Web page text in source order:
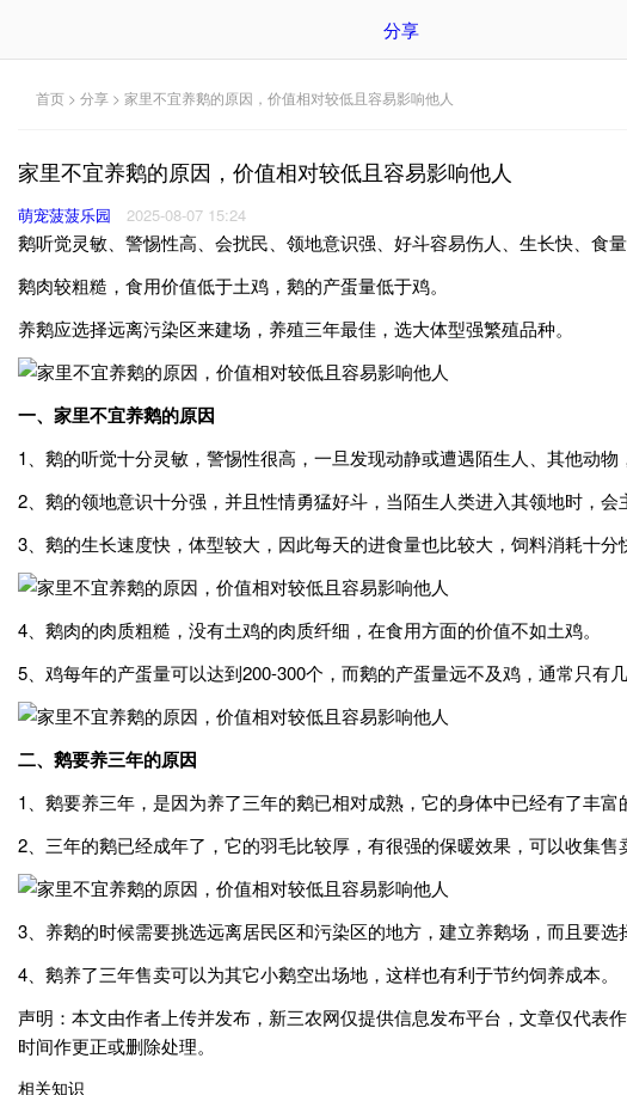
分享
首页 > 分享 > 家里不宜养鹅的原因，价值相对较低且容易影响他人
家里不宜养鹅的原因，价值相对较低且容易影响他人
萌宠菠菠乐园 2025-08-07 15:24
鹅听觉灵敏、警惕性高、会扰民、领地意识强、好斗容易伤人、生长快、食量
鹅肉较粗糙，食用价值低于土鸡，鹅的产蛋量低于鸡。
养鹅应选择远离污染区来建场，养殖三年最佳，选大体型强繁殖品种。
一、家里不宜养鹅的原因
1、鹅的听觉十分灵敏，警惕性很高，一旦发现动静或遭遇陌生人、其他动
2、鹅的领地意识十分强，并且性情勇猛好斗，当陌生人类进入其领地时，
3、鹅的生长速度快，体型较大，因此每天的进食量也比较大，饲料消耗十分
4、鹅肉的肉质粗糙，没有土鸡的肉质纤细，在食用方面的价值不如土鸡。
5、鸡每年的产蛋量可以达到200-300个，而鹅的产蛋量远不及鸡，通常只有几
二、鹅要养三年的原因
1、鹅要养三年，是因为养了三年的鹅已相对成熟，它的身体中已经有了丰富
2、三年的鹅已经成年了，它的羽毛比较厚，有很强的保暖效果，可以收集售
3、养鹅的时候需要挑选远离居民区和污染区的地方，建立养鹅场，而且要选
4、鹅养了三年售卖可以为其它小鹅空出场地，这样也有利于节约饲养成本。
声明：本文由作者上传并发布，新三农网仅提供信息发布平台，文章仅代
时间作更正或删除处理。
相关知识